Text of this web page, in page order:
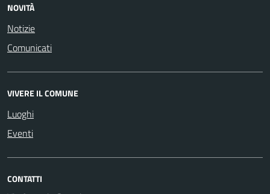
NOVITÀ
Notizie
Comunicati
VIVERE IL COMUNE
Luoghi
Eventi
CONTATTI